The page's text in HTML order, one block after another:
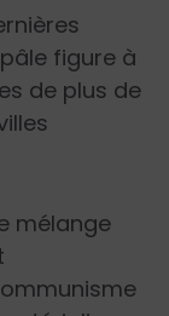
figure à
de plus de
mélange